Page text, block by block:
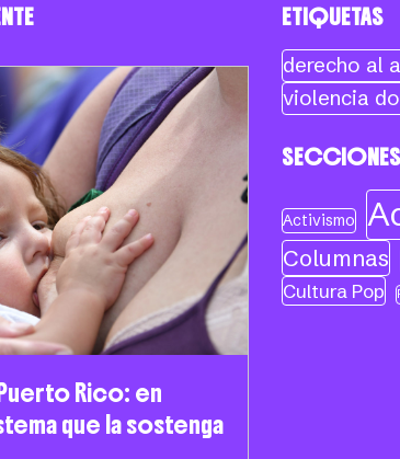
Rico: en
que la sostenga
ETIQUETAS
derecho al
violencia
SECCIONES
Activismo
Columnas
Cultura Pop